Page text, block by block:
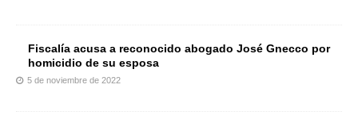
Fiscalía acusa a reconocido abogado José Gnecco por
homicidio de su esposa
5 de noviembre de 2022